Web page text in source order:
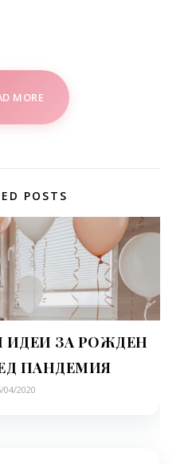
MORE
POSTS
ЗА РОЖДЕН
ПАНДЕМИЯ
04/2020